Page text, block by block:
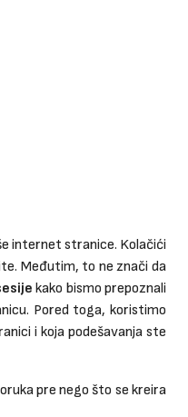
internet stranice. Kolačići
Međutim, to ne znači da
kako bismo prepoznali
Pored toga, koristimo
i koja podešavanja ste
pre nego što se kreira